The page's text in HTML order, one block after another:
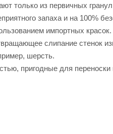
только из первичных
запаха и на 100%
импортных красок.
слипание стенок
шерсть.
пригодные для